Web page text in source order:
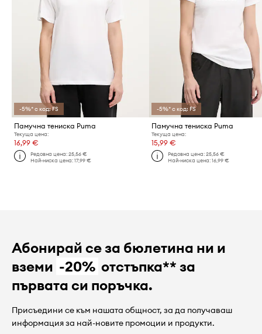
-5%* с код: FS
Памучна тениска Puma
Текуща цена:
16,99 €
Редовна цена:25,56 €
Най-ниска цена:17,99 €
-5%* с код: FS
Памучна тениска Puma
Текуща цена:
15,99 €
Редовна цена: 25,56 €
Най-ниска цена: 16,99 €
Абонирай се за бюлетина ни и
вземи -20% отстъпка** за
първата си поръчка.
Присъедини се към нашата общност, за да получаваш
информация за най-новите промоции и продукти.